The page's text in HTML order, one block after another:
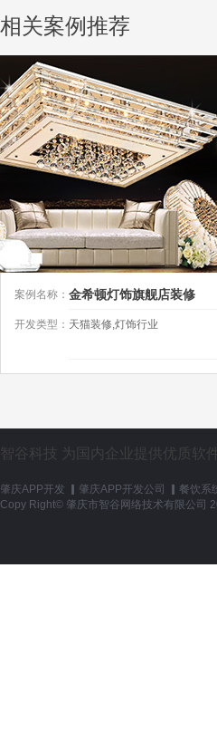
相关案例推荐
案例名称： 金希顿灯饰旗舰店装修
开发类型： 天猫装修,灯饰行业
智谷科技 为国内企业提供优质软
肇庆APP开发 肇庆APP开发公司 餐饮系
Copy Right© 肇庆市智谷网络技术有限公司